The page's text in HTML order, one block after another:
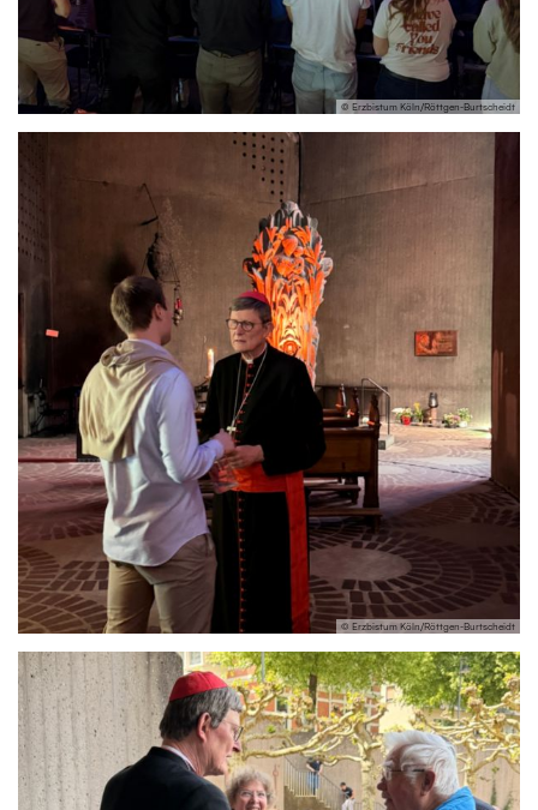
© Erzbistum Köln/Röttgen-Burtscheidt
© Erzbistum Köln/Röttgen-Burtscheidt